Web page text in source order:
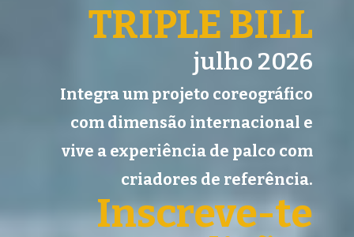
TRIPLE BILL
julho 2026
Integra um projeto coreográfico
com dimensão internacional e
vive a experiência de palco com
criadores de referência.
Inscreve-te